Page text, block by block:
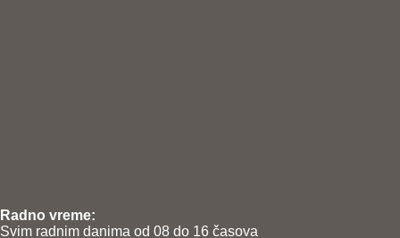
Radno vreme:
Svim radnim danima od 08 do 16 časova